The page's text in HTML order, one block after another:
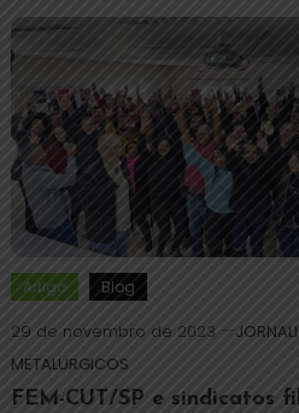
Artigo Blog
29 de novembro de 2023
METALURGICOS
FEM-CUT/SP e sindicatos